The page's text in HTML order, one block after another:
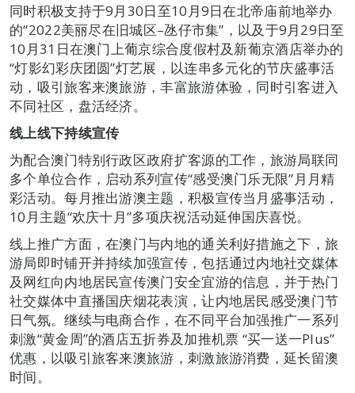
同时积极支持于9月30日至10月9日在北帝庙前地举办
的“2022美丽尽在旧城区–氹仔市集”，以及于9月29日至
10月31日在澳门上葡京综合度假村及新葡京酒店举办的
“灯影幻彩庆团圆”灯艺展，以连串多元化的节庆盛事活
动，吸引旅客来澳旅游，丰富旅游体验，同时引客进入
不同社区，盘活经济。
线上线下持续宣传
为配合澳门特别行政区政府扩客源的工作，旅游局联同
多个单位合作，启动系列宣传“感受澳门乐无限”月月精
彩活动。每月推出游澳主题，积极宣传当月盛事活动，
10月主题“欢庆十月”多项庆祝活动延伸国庆喜悦。
线上推广方面，在澳门与内地的通关利好措施之下，旅
游局即时铺开并持续加强宣传，包括通过内地社交媒体
及网红向内地居民宣传澳门安全宜游的信息，并于热门
社交媒体中直播国庆烟花表演，让内地居民感受澳门节
日气氛。继续与电商合作，在不同平台加强推广一系列
刺激“黄金周”的酒店五折券及加推机票 “买一送一Plus”
优惠，以吸引旅客来澳旅游，刺激旅游消费，延长留澳
时间。